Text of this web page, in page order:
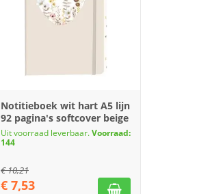
Notitieboek wit hart A5 lijn
92 pagina's softcover beige
Uit voorraad leverbaar.Voorraad:
144
€10,21
€ 7,53